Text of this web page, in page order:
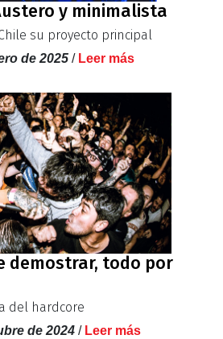
y minimalista
su proyecto principal
de 2025 / Leer más
demostrar, todo por
del hardcore
de 2024 / Leer más